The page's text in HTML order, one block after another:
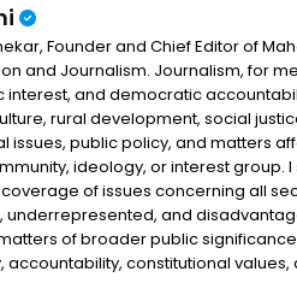
Founder and Chief Editor of
and Journalism. Journalism, for
interest, and democratic
rural development, social
issues, public policy, and matters
ideology, or interest
of issues concerning all
underrepresented, and
of broader public
accountability, constitutional